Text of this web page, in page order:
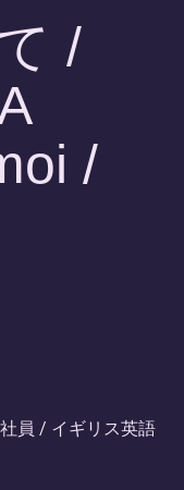
/
/
員 / イギリス英語